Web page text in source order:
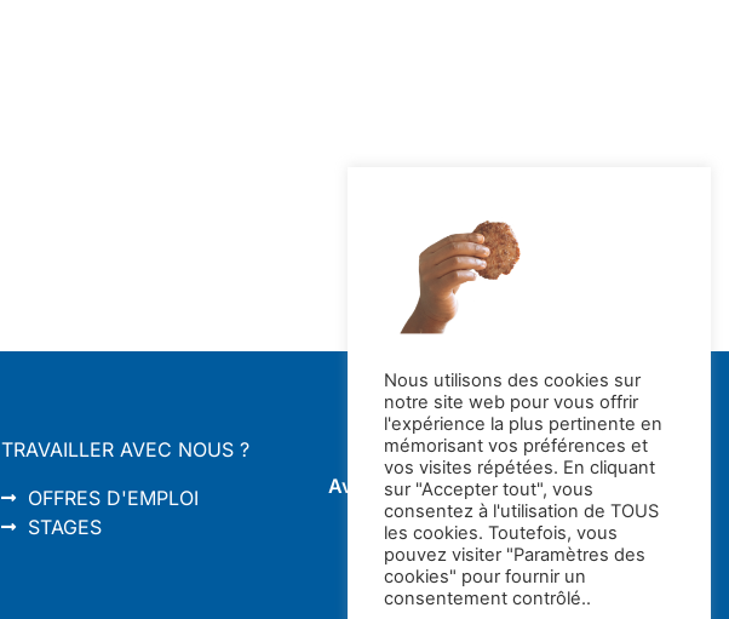
TRAVAILLER AVEC NOUS ?
OFFRES D'EMPLOI
STAGES
Avec le soutien de la
Nous utilisons des cookies sur
notre site web pour vous offrir
l'expérience la plus pertinente en
mémorisant vos préférences et
vos visites répétées. En cliquant
sur "Accepter tout", vous
consentez à l'utilisation de TOUS
les cookies. Toutefois, vous
pouvez visiter "Paramètres des
cookies" pour fournir un
consentement contrôlé..